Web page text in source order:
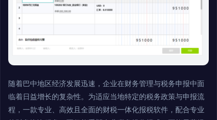
随着巴中地区经济发展迅速，企业在财务管理与税务申报中面
临着日益增长的复杂性。为适应当地特定的税务政策与申报流
程，一款专业、高效且全面的财税一体化报税软件，配合专业